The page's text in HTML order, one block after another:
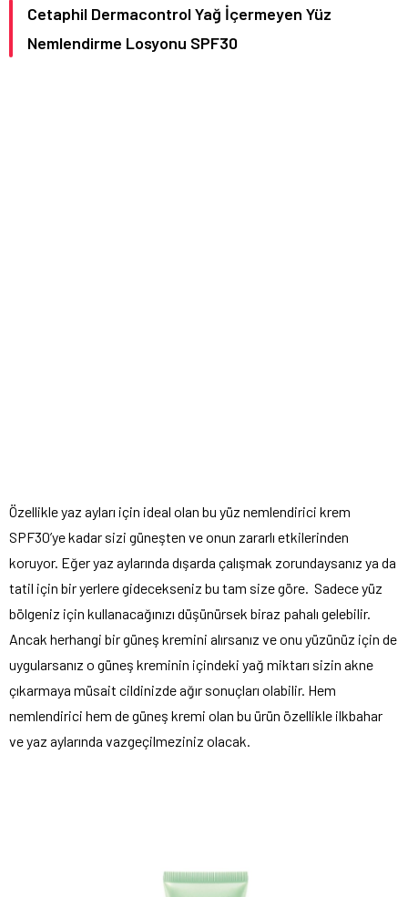
Cetaphil Dermacontrol Yağ İçermeyen Yüz
Nemlendirme Losyonu SPF30
Özellikle yaz ayları için ideal olan bu yüz nemlendirici krem
SPF30’ye kadar sizi güneşten ve onun zararlı etkilerinden
koruyor. Eğer yaz aylarında dışarda çalışmak zorundaysanız ya da
tatil için bir yerlere gidecekseniz bu tam size göre. Sadece yüz
bölgeniz için kullanacağınızı düşünürsek biraz pahalı gelebilir.
Ancak herhangi bir güneş kremini alırsanız ve onu yüzünüz için de
uygularsanız o güneş kreminin içindeki yağ miktarı sizin akne
çıkarmaya müsait cildinizde ağır sonuçları olabilir. Hem
nemlendirici hem de güneş kremi olan bu ürün özellikle ilkbahar
ve yaz aylarında vazgeçilmeziniz olacak.